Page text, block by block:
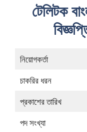
টেলিটক
নিয়োগকর্তা
চাকরির ধরন
প্রকাশের তারিখ
পদ সংখ্যা